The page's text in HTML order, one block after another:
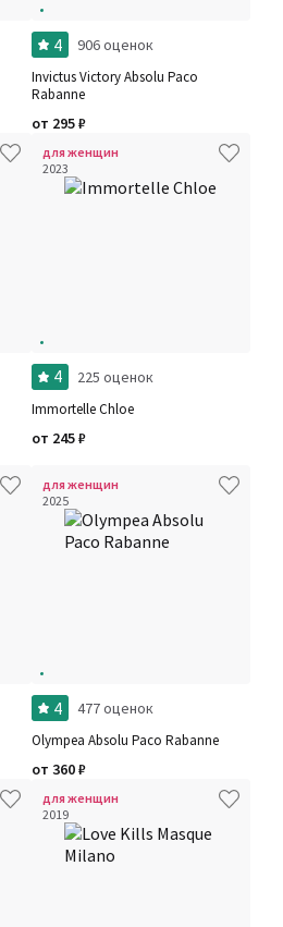
4 906 оценок
Invictus Victory Absolu Paco
Rabanne
от 295₽
для женщин
2023
4 225 оценок
Immortelle Chloe
от 245₽
для женщин
2025
4 477 оценок
Olympea Absolu Paco Rabanne
от 360₽
для женщин
2019